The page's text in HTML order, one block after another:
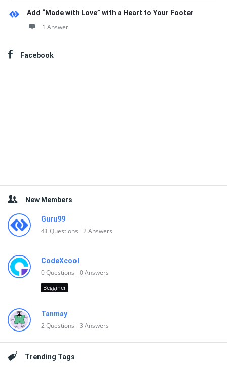
Add “Made with Love” with a Heart to Your Footer
1 Answer
Facebook
New Members
Guru99
41 Questions 2Answers
CodeXcool
0Questions 0Answers
Begginer
Tanmay
2Questions 3 Answers
Trending Tags